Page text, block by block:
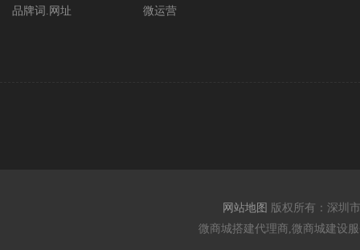
品牌词.网址 微运营
网站地图 版权所有：深圳
微商城搭建代理商,微商城建设